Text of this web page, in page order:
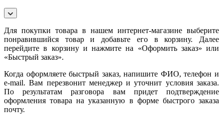
Для покупки товара в нашем интернет-магазине выберите
понравившийся товар и добавьте его в корзину. Далее
перейдите в корзину и нажмите на «Оформить заказ» или
«Быстрый заказ».
Когда оформляете быстрый заказ, напишите ФИО, телефон и
e-mail. Вам перезвонит менеджер и уточнит условия заказа.
По результатам разговора вам придет подтверждение
оформления товара на указанную в форме быстрого заказа
почту.